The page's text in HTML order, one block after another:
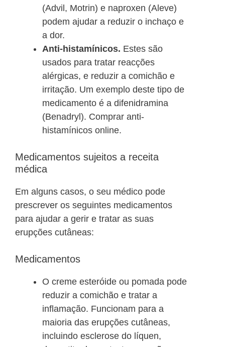
(Advil, Motrin) e naproxen (Aleve)
podem ajudar a reduzir o inchaço e
a dor.
Anti-histamínicos. Estes são
usados para tratar reacções
alérgicas, e reduzir a comichão e
irritação. Um exemplo deste tipo de
medicamento é a difenidramina
(Benadryl). Comprar anti-
histamínicos online.
Medicamentos sujeitos a receita
médica
Em alguns casos, o seu médico pode
prescrever os seguintes medicamentos
para ajudar a gerir e tratar as suas
erupções cutâneas:
Medicamentos
O creme esteróide ou pomada pode
reduzir a comichão e tratar a
inflamação. Funcionam para a
maioria das erupções cutâneas,
incluindo esclerose do líquen,